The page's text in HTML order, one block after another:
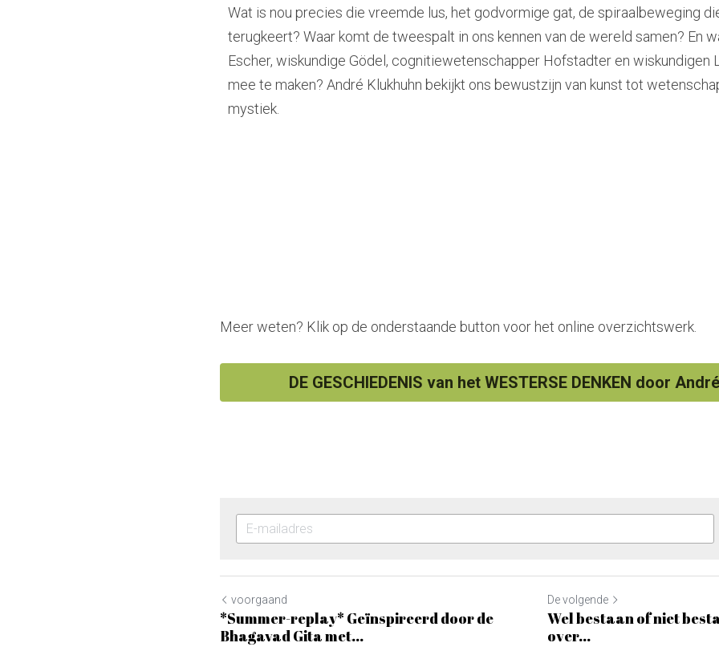
Wat is nou precies die vreemde lus, het godvormige gat, de spiraalbeweging
terugkeert? Waar komt de tweespalt in ons kennen van de wereld samen? En
Escher, wiskundige Gödel, cognitiewetenschapper Hofstadter en wiskundigen
mee te maken? André Klukhuhn bekijkt ons bewustzijn van kunst tot
mystiek.
Meer weten? Klik op de onderstaande button voor het online overzichtswerk.
DE GESCHIEDENIS van het WESTERSE DENKEN door
voorgaand
*Summer-replay* Geïnspireerd door de
Bhagavad Gita met...
De volgende
Wel bestaan of niet
over...